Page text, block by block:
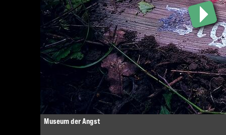
Museum der Angst